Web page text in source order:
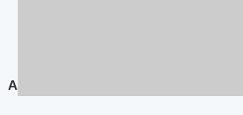
AlphaMind® Sage视频AI边缘算力盒